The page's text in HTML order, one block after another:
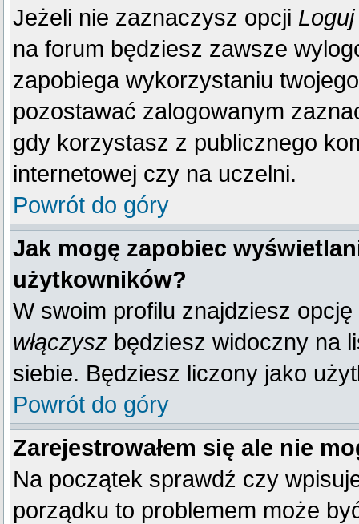
Jeżeli nie zaznaczysz opcji
na forum będziesz zawsze
zapobiega wykorzystaniu
pozostawać zalogowanym
gdy korzystasz z publicznego
internetowej czy na uczelni.
Powrót do góry
Jak mogę zapobiec
użytkowników?
W swoim profilu znajdziesz opcję
włączysz będziesz widoczny na
siebie. Będziesz liczony jako
Powrót do góry
Zarejestrowałem się ale nie
Na początek sprawdź czy
porządku to problemem może